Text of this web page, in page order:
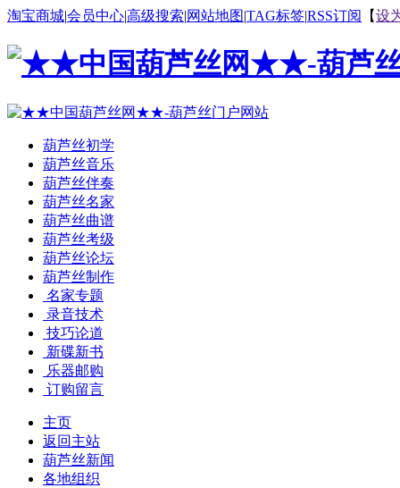
淘宝商城|会员中心|高级搜索|网站地图|TAG标签|RSS订阅 【设
葫芦丝初学
葫芦丝音乐
葫芦丝伴奏
葫芦丝名家
葫芦丝曲谱
葫芦丝考级
葫芦丝论坛
葫芦丝制作
名家专题
录音技术
技巧论道
新碟新书
乐器邮购
订购留言
主页
返回主站
葫芦丝新闻
各地组织